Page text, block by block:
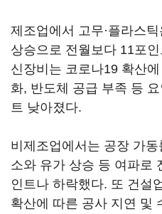
제조업에서 고무·플라스
상승으로 전월보다 11포
신장비는 코로나19 확산
화, 반도체 공급 부족 등
트 낮아졌다.
비제조업에서는 공장 가
소와 유가 상승 등 여파로
인트나 하락했다. 또 건설
확산에 따른 공사 지연 및